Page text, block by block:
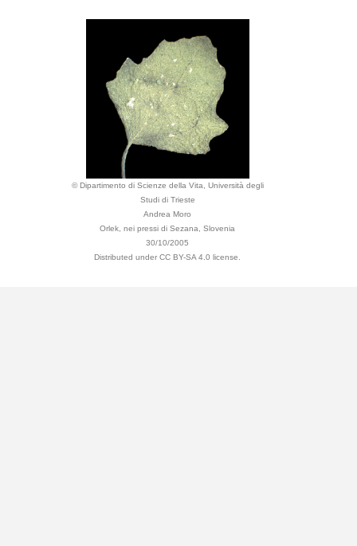
© Dipartimento di Scienze della Vita, Università degli
Studi di Trieste
Andrea Moro
Orlek, nei pressi di Sezana, Slovenia
30/10/2005
Distributed under CC BY-SA 4.0 license.